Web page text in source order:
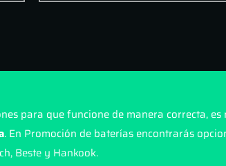
para que funcione de manera correcta,
. En Promoción de baterías encontrarás
Beste y Hankook.